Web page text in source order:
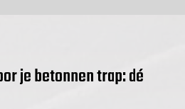
je betonnen trap: dé